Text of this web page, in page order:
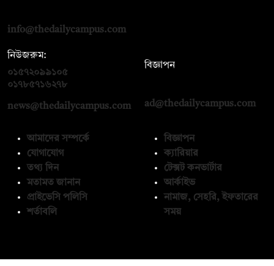
info@thedailycampus.com
নিউজরুম:
০১৫৭২০৯৯১০৫
০১৭৮৫৭১৬২৭৮
news@thedailycampus.com
বিজ্ঞাপন
ad@thedailycampus.com
আমাদের সম্পর্কে
যোগাযোগ
তথ্য দিন
মতামত জানান
প্রাইভেসি পলিসি
শর্তাবলি
বিজ্ঞাপন
ক্যারিয়ার
টেক্সট কনভার্টার
আর্কাইভ
নামাজ, সেহরি, ইফতারের
সময়